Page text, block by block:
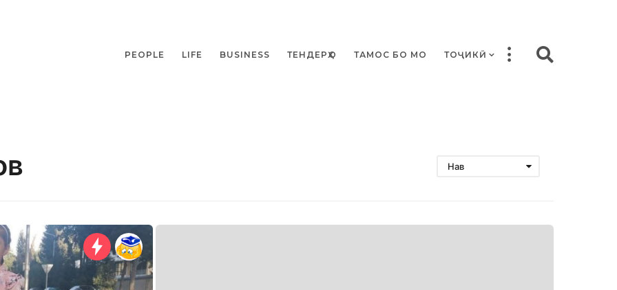
PEOPLE LIFE BUSINESS ТЕНДЕРҲО ТАМОС БО МО ТОҶИКӢ
Нав